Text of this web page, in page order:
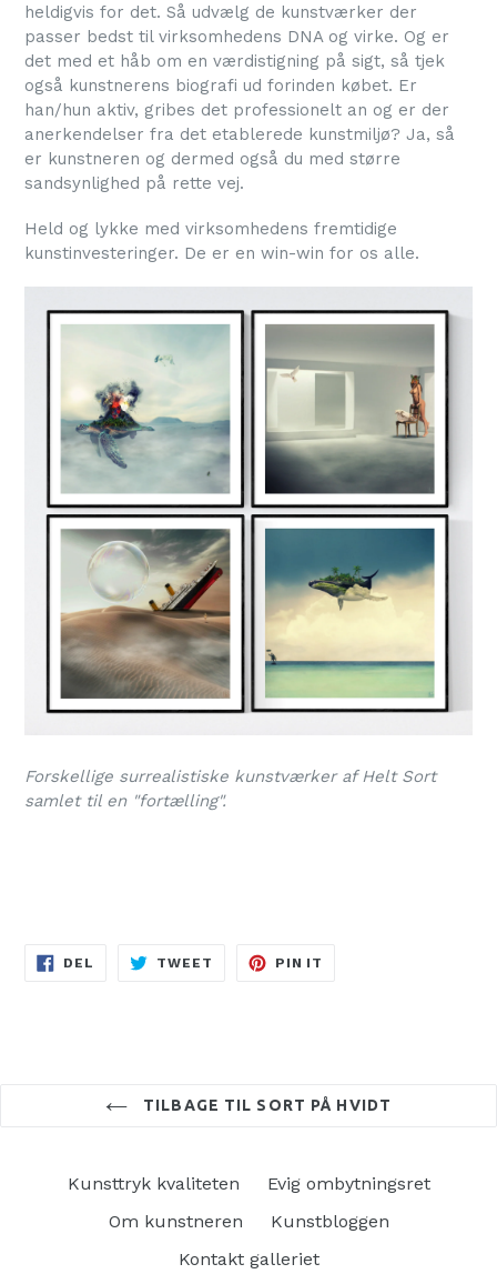
heldigvis for det. Så udvælg de kunstværker der
passer bedst til virksomhedens DNA og virke. Og er
det med et håb om en værdistigning på sigt, så tjek
også kunstnerens biografi ud forinden købet. Er
han/hun aktiv, gribes det professionelt an og er der
anerkendelser fra det etablerede kunstmiljø? Ja, så
er kunstneren og dermed også du med større
sandsynlighed på rette vej.
Held og lykke med virksomhedens fremtidige
kunstinvesteringer. De er en win-win for os alle.
Forskellige surrealistiske kunstværker af Helt Sort
samlet til en "fortælling".
DEL TWEET TWEET
PIN IT
TILBAGE TIL SORT PÅ HVIDT
Kunsttryk kvaliteten
Evig ombytningsret
Om kunstneren
Kunstbloggen
Kontakt galleriet